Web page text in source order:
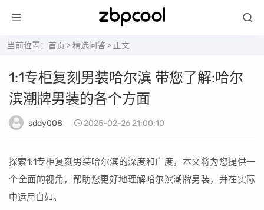
当前位置： 首页 >精选问答 > 正文
1:1专柜复刻男装哈尔滨 带您了解:哈尔
滨潮牌男装的各个方面
sddy008 2025-02-26 21:00:10
探索1:1专柜复刻男装哈尔滨的深度和广度，本文将为您提供一
个全面的视角，帮助您更好地理解哈尔滨潮牌男装，并在实际
中运用自如。